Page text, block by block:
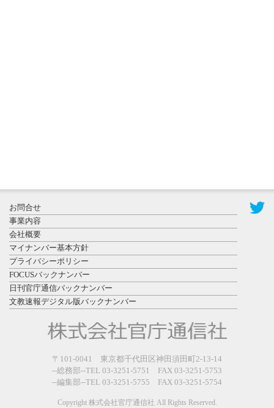
県警等と大
規模災害時
連携協定を
締結し...
2026年7月27
日更新
政経学部の
来春開設決
定を祝...
お問合せ
事業内容
会社概要
マイナンバー基本方針
プライバシーポリシー
FOCUSバックナンバー
日刊官庁通信バックナンバー
文教速報デジタル版バックナンバー
〒101-0041 東京都千代田区神田須田町2-13-14
--総務部--TEL 03-3251-5751 FAX 03-3251-5753
--編集部--TEL 03-3251-5755 FAX 03-3251-5754
Copyright 株式会社官庁通信社 All Rights Reserved.